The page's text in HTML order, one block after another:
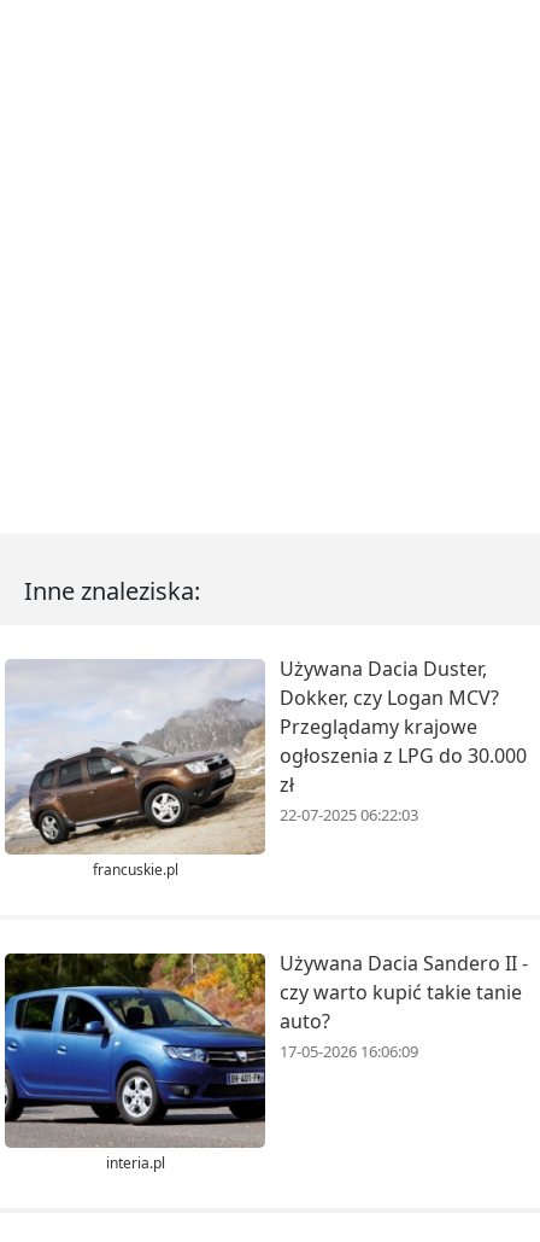
Inne znaleziska:
francuskie.pl
Używana Dacia Duster,
Dokker, czy Logan MCV?
Przeglądamy krajowe
ogłoszenia z LPG do 30.000
zł
22-07-2025 06:22:03
interia.pl
Używana Dacia Sandero II -
czy warto kupić takie tanie
auto?
17-05-2026 16:06:09